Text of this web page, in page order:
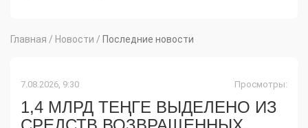
Главная / Новости / Последние новости
7.08.2026, 9:30 Просмотры:
1,4 МЛРД ТЕҢГЕ ВЫДЕЛЕНО ИЗ